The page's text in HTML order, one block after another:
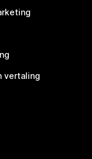
vertaling